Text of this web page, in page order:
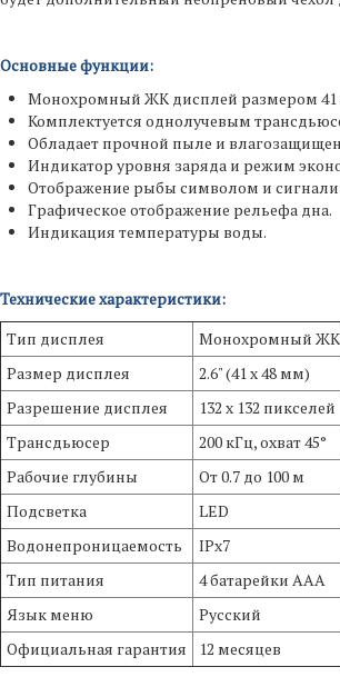
Основные функции:
Монохромный ЖК дисплей размером 41 х
Комплектуется однолучевым
Обладает прочной пыле и
Индикатор уровня заряда и режим
Отображение рыбы символом и
Графическое отображение рельефа дна.
Индикация температуры воды.
Технические характеристики:
Тип дисплея
Монохромный ЖК
Размер дисплея
2.6" (41 х 48 мм)
Разрешение дисплея
132 x 132 пикселей
Трансдьюсер
200 кГц, охват 45°
Рабочие глубины
От 0.7 до 100 м
Подсветка
LED
Водонепроницаемость
IPx7
Тип питания
4 батарейки ААА
Язык меню
Русский
Официальная гарантия
12 месяцев